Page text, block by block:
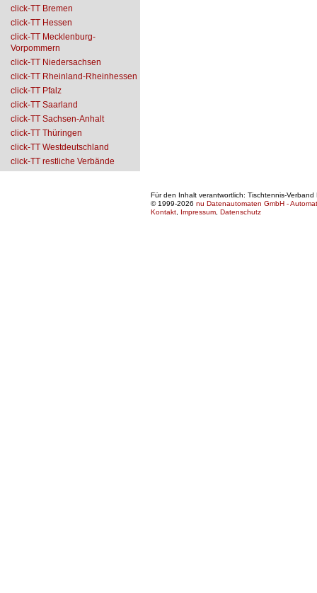
click-TT Bremen
click-TT Hessen
click-TT Mecklenburg-
Vorpommern
click-TT Niedersachsen
click-TT Rheinland-Rheinhessen
click-TT Pfalz
click-TT Saarland
click-TT Sachsen-Anhalt
click-TT Thüringen
click-TT Westdeutschland
click-TT restliche Verbände
Für den Inhalt verantwortlich: Tischtennis-
© 1999-2026 nu Datenautomaten GmbH -
Kontakt
Impressum Datenschutz